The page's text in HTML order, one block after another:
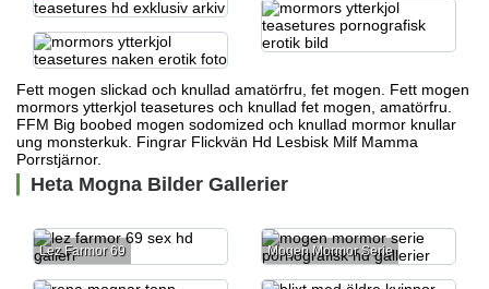
Fett mogen slickad och knullad amatörfru, fet mogen. Fett mogen
mormors ytterkjol teasetures och knullad fet mogen, amatörfru.
FFM Big boobed mogen sodomized och knullad mormor knullar
ung monsterkuk. Fingrar Flickvän Hd Lesbisk Milf Mamma
Porrstjärnor.
Heta Mogna Bilder Gallerier
Lez Farmor 69 Mogen Mormor Serie